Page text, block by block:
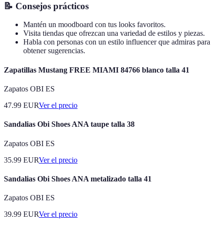
📝 Consejos prácticos
Mantén un moodboard con tus looks favoritos.
Visita tiendas que ofrezcan una variedad de estilos y piezas.
Habla con personas con un estilo influencer que admiras para
obtener sugerencias.
Zapatillas Mustang FREE MIAMI 84766 blanco talla 41
Zapatos OBI ES
47.99 EURVer el precio
Sandalias Obi Shoes ANA taupe talla 38
Zapatos OBI ES
35.99 EURVer el precio
Sandalias Obi Shoes ANA metalizado talla 41
Zapatos OBI ES
39.99 EURVer el precio